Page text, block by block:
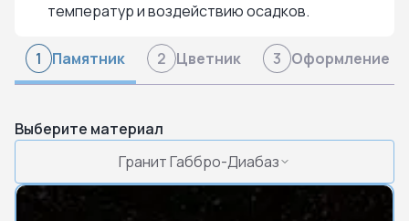
температур и воздействию осадков.
1 Памятник 2 Цветник 3 Оформление
Выберите материал
Гранит Габбро-Диабаз